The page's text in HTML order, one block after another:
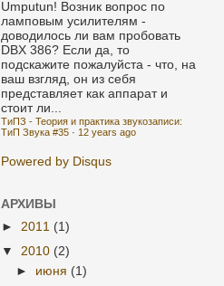
Umputun! Возник вопрос по
ламповым усилителям -
доводилось ли вам пробовать
DBX 386? Если да, то
подскажите пожалуйста - что, на
ваш взгляд, он из себя
представляет как аппарат и
стоит ли...
ТиПЗ - Теория и практика звукозаписи:
ТиП Звука #35 · 12 years ago
Powered by Disqus
АРХИВЫ
► 2011 (1)
▼ 2010 (2)
► июня (1)